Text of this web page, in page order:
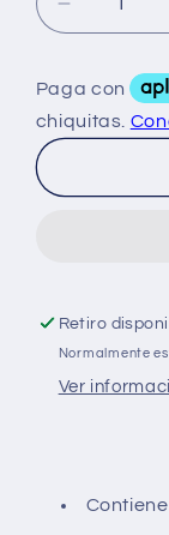
Reducir
cantidad
Dragon
Venom
Pre
40
Retiro
Normalmente
Ver